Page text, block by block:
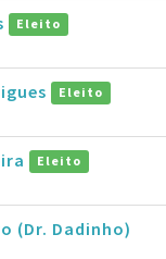
Eleito
Eleito
Eleito
(Dr. Dadinho)